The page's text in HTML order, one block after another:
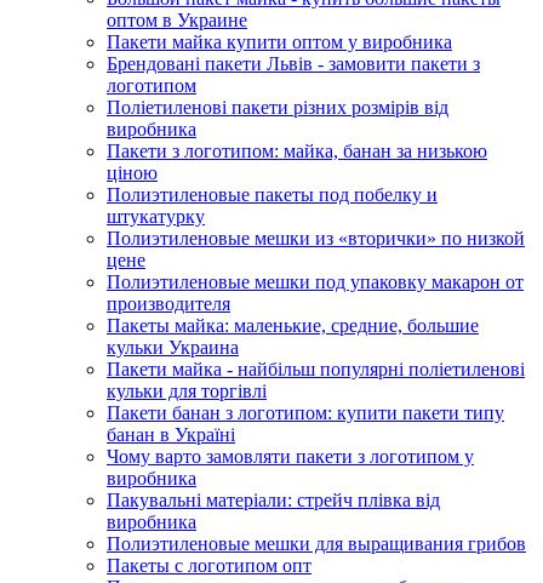
оптом в Украине
Пакети майка купити оптом у виробника
Брендовані пакети Львів - замовити пакети з
логотипом
Поліетиленові пакети різних розмірів від
виробника
Пакети з логотипом: майка, банан за низькою
ціною
Полиэтиленовые пакеты под побелку и
штукатурку
Полиэтиленовые мешки из «вторички» по низкой
цене
Полиэтиленовые мешки под упаковку макарон от
производителя
Пакеты майка: маленькие, средние, большие
кульки Украина
Пакети майка - найбільш популярні поліетиленові
кульки для торгівлі
Пакети банан з логотипом: купити пакети типу
банан в Україні
Чому варто замовляти пакети з логотипом у
виробника
Пакувальні матеріали: стрейч плівка від
виробника
Полиэтиленовые мешки для выращивания грибов
Пакеты с логотипом опт